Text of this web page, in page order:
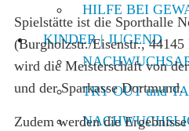
HILFE BEI
KINDER | JUGEND
TRY OUT und
Spielstätte ist die Sporthalle
(Burgholzstr./Eisenstr.,
wird die Meisterschaft von
und der Sparkasse Dortmund.
Zudem werden die